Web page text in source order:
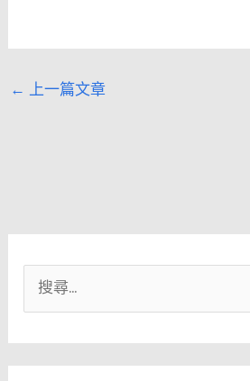
← 上一篇文章
尋
關